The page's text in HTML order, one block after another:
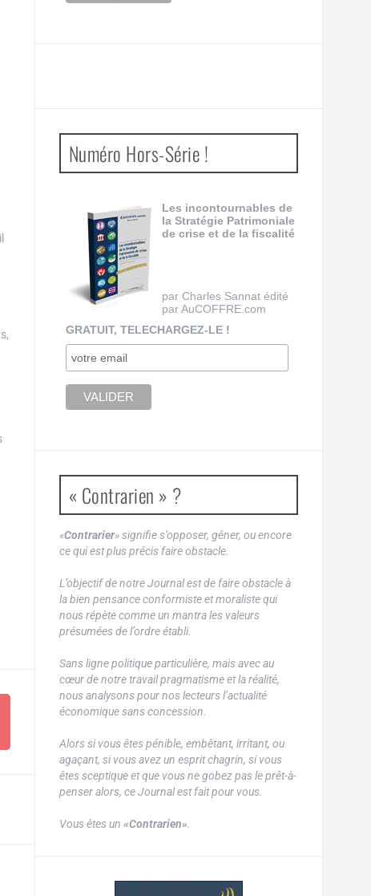
Numéro Hors-Série !
Les incontournables de
la Stratégie Patrimoniale
de crise et de la fiscalité
par Charles Sannat édité
par AuCOFFRE.com
GRATUIT, TELECHARGEZ-LE !
« Contrarien » ?
«Contrarier» signifie s’opposer, gêner, ou encore
ce qui est plus précis faire obstacle.
L’objectif de notre Journal est de faire obstacle à
la bien pensance conformiste et moraliste qui
nous répète comme un mantra les valeurs
présumées de l’ordre établi.
Sans ligne politique particulière, mais avec au
cœur de notre travail pragmatisme et la réalité,
nous analysons pour nos lecteurs l’actualité
économique sans concession.
Alors si vous êtes pénible, embêtant, irritant, ou
agaçant, si vous avez un esprit chagrin, si vous
êtes sceptique et que vous ne gobez pas le prêt-à-
penser alors, ce Journal est fait pour vous.
Vous êtes un «Contrarien».